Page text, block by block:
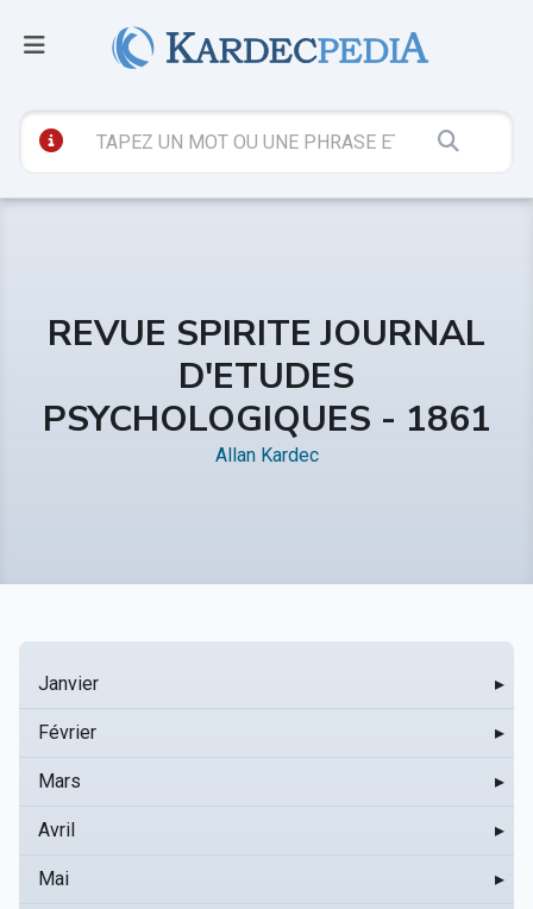
REVUE SPIRITE JOURNAL
D'ETUDES
PSYCHOLOGIQUES - 1861
Allan Kardec
Janvier ▸
Février ▸
Mars ▸
Avril ▸
Mai ▸